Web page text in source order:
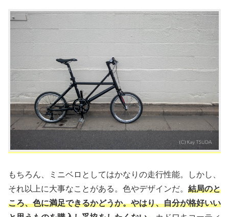
もちろん、ミニベロとしてはかなりの走行性能。しかし、
それ以上に大事なことがある。色やデザインだ。 結局のと
ころ、色に満足できるかどうか。やはり、自分が格好いい